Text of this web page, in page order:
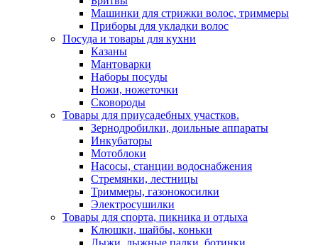
Машинки для стрижки волос, триммеры
Приборы для укладки волос
Посуда и товары для кухни
Казаны
Мантоварки
Наборы посуды
Ножи, ножеточки
Сковороды
Товары для приусадебных участков.
Зернодробилки, доильные аппараты
Инкубаторы
Мотоблоки
Насосы, станции водоснабжения
Стремянки, лестницы
Триммеры, газонокосилки
Электросушилки
Товары для спорта, пикника и отдыха
Клюшки, шайбы, коньки